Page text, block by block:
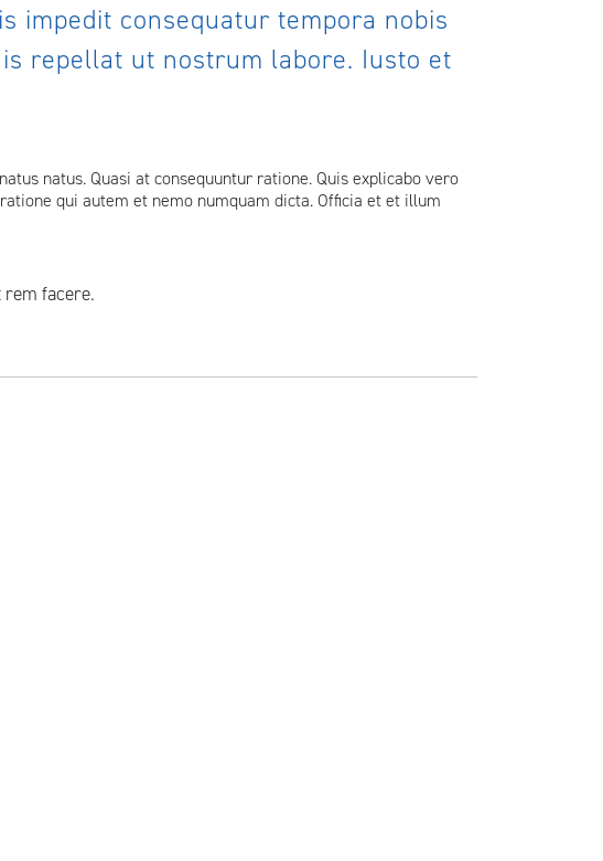
impedit consequatur tempora nobis
repellat ut nostrum labore. Iusto et
natus. Quasi at consequuntur ratione. Quis explicabo vero
qui autem et nemo numquam dicta. Officia et et illum
facere.